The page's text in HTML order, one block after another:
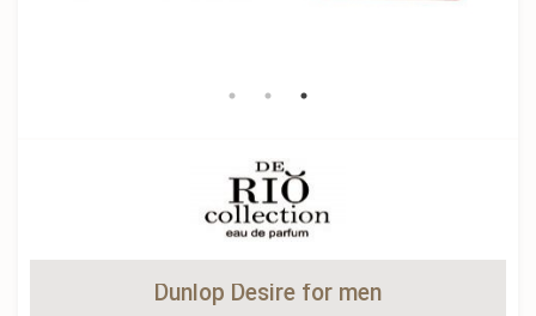
Dunlop Desire for men